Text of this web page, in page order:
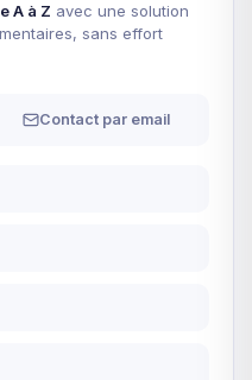
A à Z avec une solution
sans effort
Contact par email